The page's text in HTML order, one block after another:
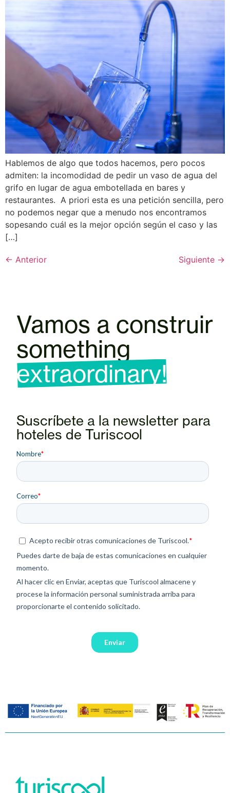
Hablemos de algo que todos hacemos, pero pocos
admiten: la incomodidad de pedir un vaso de agua del
grifo en lugar de agua embotellada en bares y
restaurantes. A priori esta es una petición sencilla, pero
no podemos negar que a menudo nos encontramos
sopesando cuál es la mejor opción según el caso y las
[…]
← Anterior Siguiente →
Vamos a construir
something
extraordinary!
Suscríbete a la newsletter para
hoteles de Turiscool